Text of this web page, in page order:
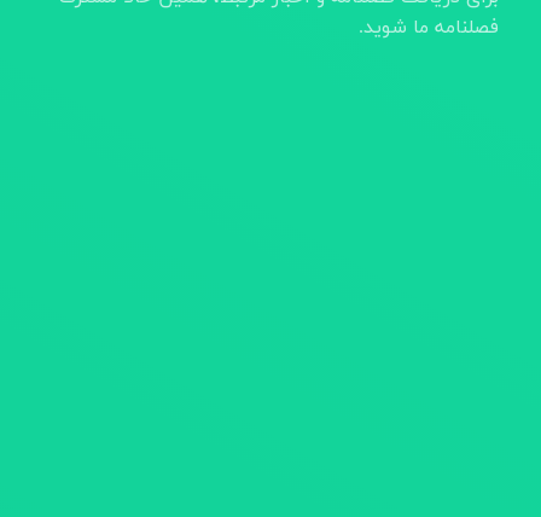
فصلنامه ما شوید.